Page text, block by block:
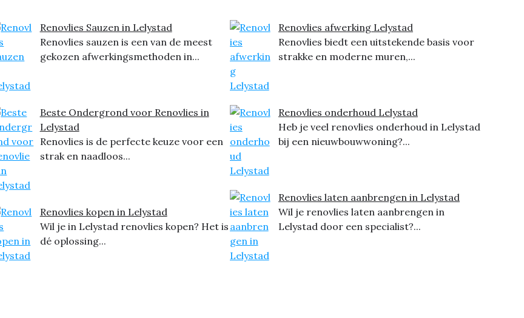
Renovlies Sauzen in Lelystad
Renovlies sauzen is een van de meest
gekozen afwerkingsmethoden in...
Beste Ondergrond voor Renovlies in
Lelystad
Renovlies is de perfecte keuze voor een
strak en naadloos...
Renovlies kopen in Lelystad
Wil je in Lelystad renovlies kopen? Het is
dé oplossing...
Renovlies afwerking Lelystad
Renovlies biedt een uitstekende basis voor
strakke en moderne muren,...
Renovlies onderhoud Lelystad
Heb je veel renovlies onderhoud in Lelystad
bij een nieuwbouwwoning?...
Renovlies laten aanbrengen in Lelystad
Wil je renovlies laten aanbrengen in
Lelystad door een specialist?...